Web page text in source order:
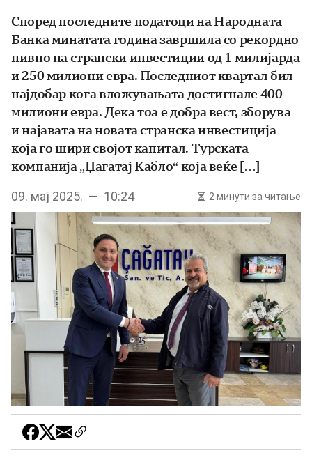
Според последните податоци на Народната
Банка минатата година завршила со рекордно
нивно на странски инвестиции од 1 милијарда
и 250 милиони евра. Последниот квартал бил
најдобар кога вложувањата достигнале 400
милиони евра. Дека тоа е добра вест, зборува
и најавата на новата странска инвестиција
која го шири својот капитал. Турската
компанија „Џагатај Кабло“ која веќе […]
09. мај 2025. — 10:24 2 минути за читање